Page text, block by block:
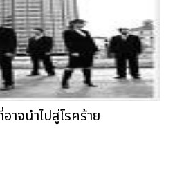
าจนำไปสู่โรคร้าย